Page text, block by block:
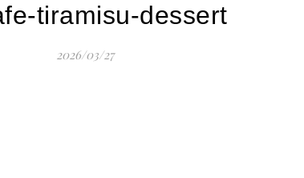
tiramisu-dessert
2026/03/27